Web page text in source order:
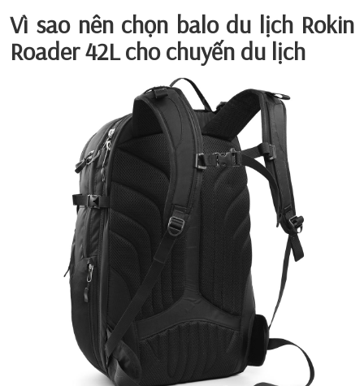
Vì sao nên chọn balo du lịch Rokin
Roader 42L cho chuyến du lịch